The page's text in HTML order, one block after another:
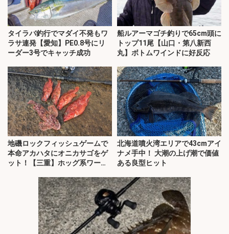
タイラバ釣行でマダイ不発もワ
ラサ連発【愛知】PE0.8号にリ
ーダー3号でキャッチ成功
船ルアーマゴチ釣りで65cm頭に
トップ11尾【山口・第八新西
丸】ボトムワインドに好反応
地磯ロックフィッシュゲームで
本命アカハタにオニカサゴをゲ
ット！【三重】ホッグ系ワーム
北海道噴火湾エリアで43cmアイ
ナメ手中！ 大潮の上げ潮で価値
ある良型ヒット